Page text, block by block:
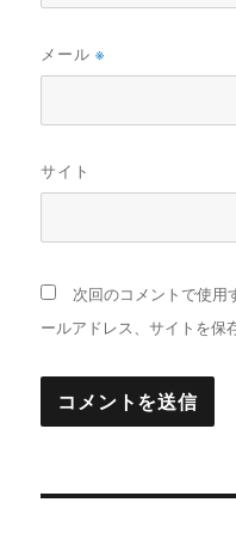
メール※
サイト
次回のコメントで使用
ールアドレス、サイトを保